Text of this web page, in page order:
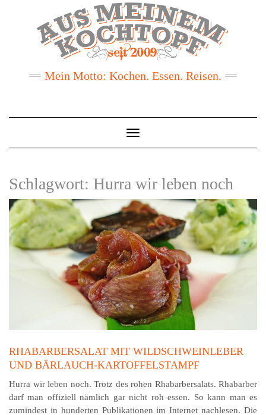
Mein Motto: Kochen. Essen. Reisen.
Toggle
Navigation
Schlagwort: Hurra wir leben noch
RHABARBERSALAT MIT WILDSCHWEINLEBER
UND BÄRLAUCH-KARTOFFELSTAMPF
Hurra wir leben noch. Trotz des rohen Rhabarbersalats. Rhabarber
darf man offiziell nämlich gar nicht roh essen. So kann man es
zumindest in hunderten Publikationen im Internet nachlesen. Die